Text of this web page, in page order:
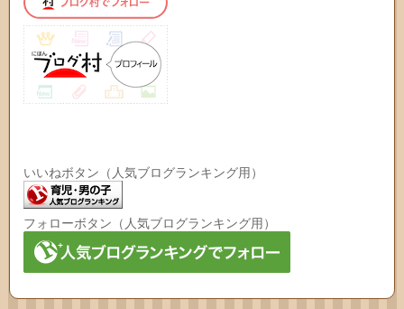
いいねボタン（人気ブログランキング用）
フォローボタン（人気ブログランキング用）